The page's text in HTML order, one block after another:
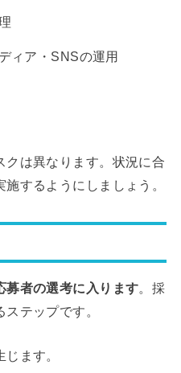
ィア・SNSの運用
クは異なります。状況に合
するようにしましょう。
募者の選考に入ります。採
テップです。
ます。